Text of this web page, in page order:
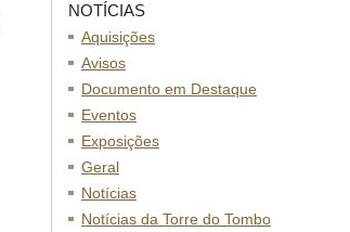
NOTÍCIAS
Aquisições
Avisos
Documento em Destaque
Eventos
Exposições
Geral
Notícias
Notícias da Torre do Tombo